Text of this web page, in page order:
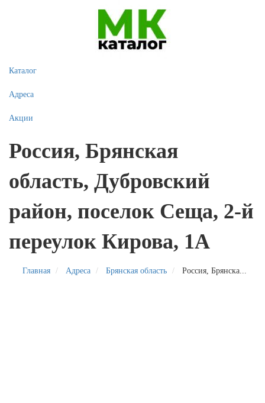
Каталог
Адреса
Акции
Россия, Брянская
область, Дубровский
район, поселок Сеща, 2-й
переулок Кирова, 1А
Главная Адреса Брянская область Россия, Брянска...